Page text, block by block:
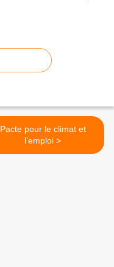
Pacte pour le climat et
l’emploi >